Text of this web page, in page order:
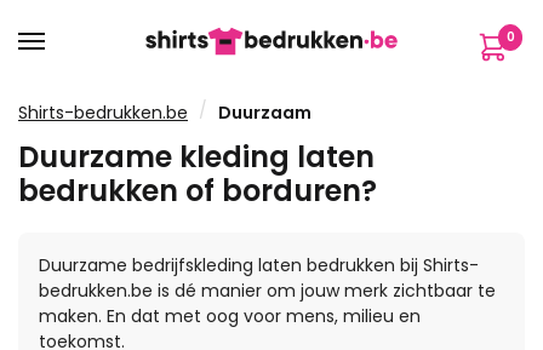
naar
naar
inhoud
0
Shirts-bedrukken.be / Duurzaam
Duurzame kleding laten
bedrukken of borduren?
Duurzame bedrijfskleding laten bedrukken bij Shirts-
bedrukken.be is dé manier om jouw merk zichtbaar te
maken. En dat met oog voor mens, milieu en
toekomst.